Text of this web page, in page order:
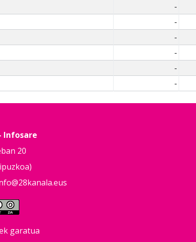
-
-
-
-
-
-
Infosare
20
garatua